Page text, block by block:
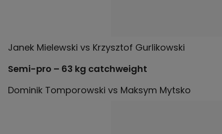
Semi-pro – 63 kg catchweight